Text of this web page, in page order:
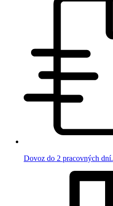
Dovoz do 2 pracovných dní.